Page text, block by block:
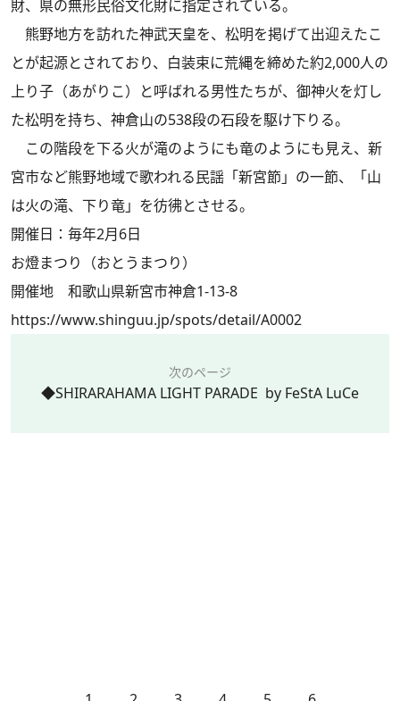
財、県の無形民俗文化財に指定されている。
熊野地方を訪れた神武天皇を、松明を掲げて出迎えたこ
とが起源とされており、白装束に荒縄を締めた約2,000人の
上り子（あがりこ）と呼ばれる男性たちが、御神火を灯し
た松明を持ち、神倉山の538段の石段を駆け下りる。
この階段を下る火が滝のようにも竜のようにも見え、新
宮市など熊野地域で歌われる民謡「新宮節」の一節、「山
は火の滝、下り竜」を彷彿とさせる。
開催日：毎年2月6日
お燈まつり（おとうまつり）
開催地 和歌山県新宮市神倉1-13-8
https://www.shinguu.jp/spots/detail/A0002
次のページ
◆SHIRARAHAMA LIGHT PARADE by FeStA LuCe